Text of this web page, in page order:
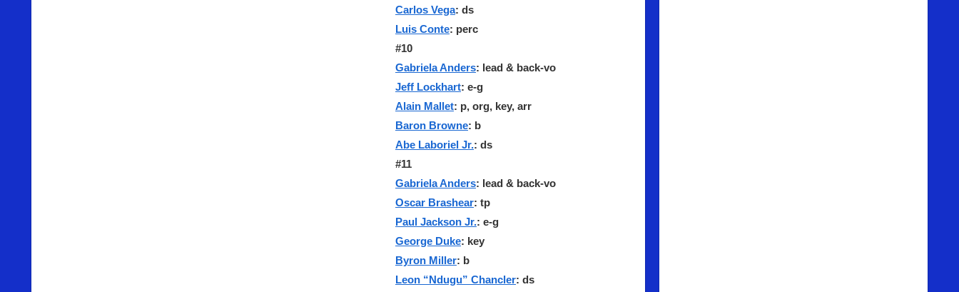
Carlos Vega: ds
Luis Conte: perc
#10
Gabriela Anders: lead & back-vo
Jeff Lockhart: e-g
Alain Mallet: p, org, key, arr
Baron Browne: b
Abe Laboriel Jr.: ds
#11
Gabriela Anders: lead & back-vo
Oscar Brashear: tp
Paul Jackson Jr.: e-g
George Duke: key
Byron Miller: b
Leon “Ndugu” Chancler: ds